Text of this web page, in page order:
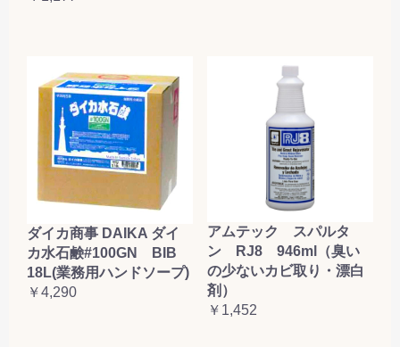
ダイカ商事 DAIKA ダイ
カ水石鹸#100GN BIB
18L(業務用ハンドソープ)
￥4,290
アムテック スパルタ
ン RJ8 946ml（臭い
の少ないカビ取り・漂白
剤）
￥1,452